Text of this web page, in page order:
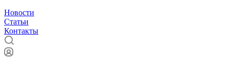
Новости
Статьи
Контакты